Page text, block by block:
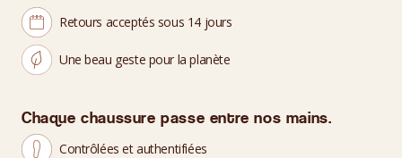
Retours acceptés sous 14 jours
Une beau geste pour la planète
Chaque chaussure passe entre nos mains.
Contrôlées et authentifiées